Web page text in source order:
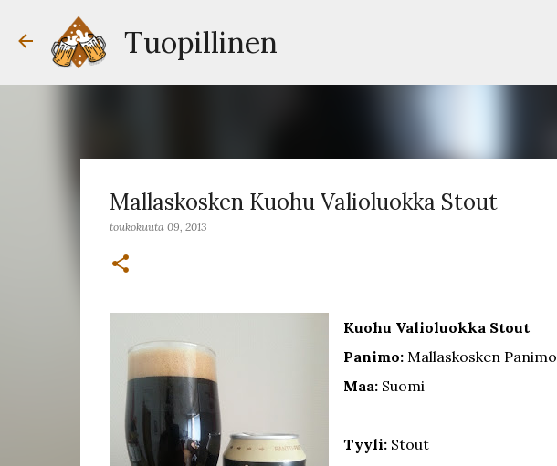
Tuopillinen
Mallaskosken Kuohu Valioluokka Stout
toukokuuta 09, 2013
Kuohu Valioluokka Stout
Panimo: Mallaskosken Panimo
Maa:Suomi
Tyyli: Stout